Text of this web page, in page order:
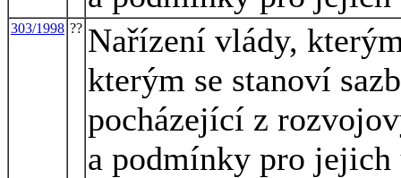
303/1998 ?? Nařízení vlády,
kterým se stanoví
pocházející z
a podmínky pro